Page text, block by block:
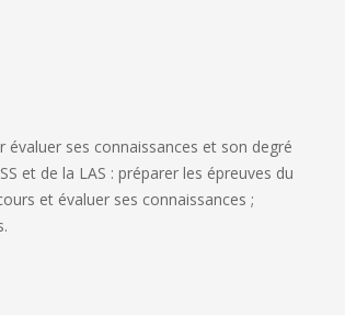
ses connaissances et son degré
et de la LAS : préparer les épreuves du
et évaluer ses connaissances ;